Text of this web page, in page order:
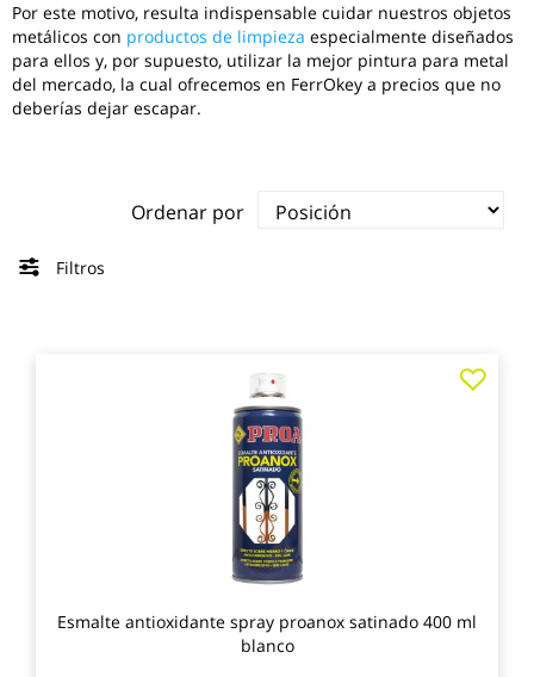
Por este motivo, resulta indispensable cuidar nuestros objetos
metálicos con productos de limpieza especialmente diseñados
para ellos y, por supuesto, utilizar la mejor pintura para metal
del mercado, la cual ofrecemos en FerrOkey a precios que no
deberías dejar escapar.
Ordenar por
Filtros
Esmalte antioxidante spray proanox satinado 400 ml
blanco